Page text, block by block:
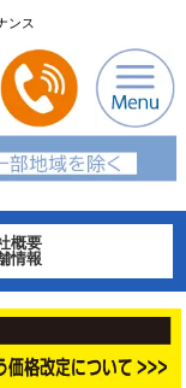
ンス
概要
情報